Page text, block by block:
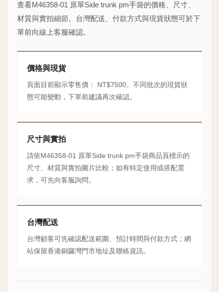
查看M46358-01 原單Side trunk pm手袋的價格、尺寸、
材質與實拍細節。台灣配送、付款方式與現貨狀態可於下
單前向線上客服確認。
價格與現貨
頁面目前顯示零售價： NT$7500。不同批次的現貨狀
態可能變動，下單前建議再次確認。
尺寸與實拍
請依M46358-01 原單Side trunk pm手袋商品頁標示的
尺寸、材質與實拍圖片比較；如有特定使用或搭配需
求，可先向客服詢問。
台灣配送
台灣顧客可先確認配送範圍、預計時間與付款方式；網
站保留香港銅鑼灣門市地址及聯絡資訊。